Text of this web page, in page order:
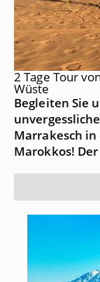
2 Tage Tour
Wüste
Begleiten Sie
Marrakesch in
Marokkos!